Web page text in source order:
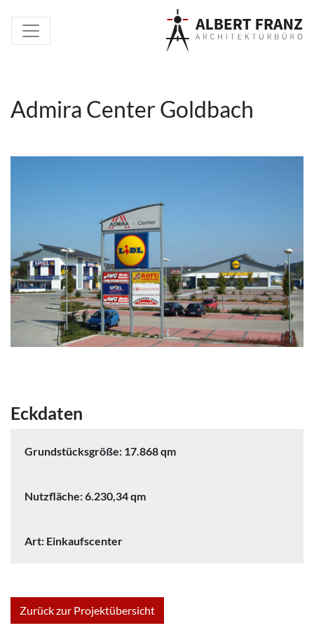
Admira Center Goldbach
Eckdaten
Grundstücksgröße: 17.868 qm
Nutzfläche: 6.230,34 qm
Art: Einkaufscenter
Zurück zur Projektübersicht